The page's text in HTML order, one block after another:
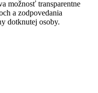
možnosť transparentne
a zodpovedania
dotknutej osoby.